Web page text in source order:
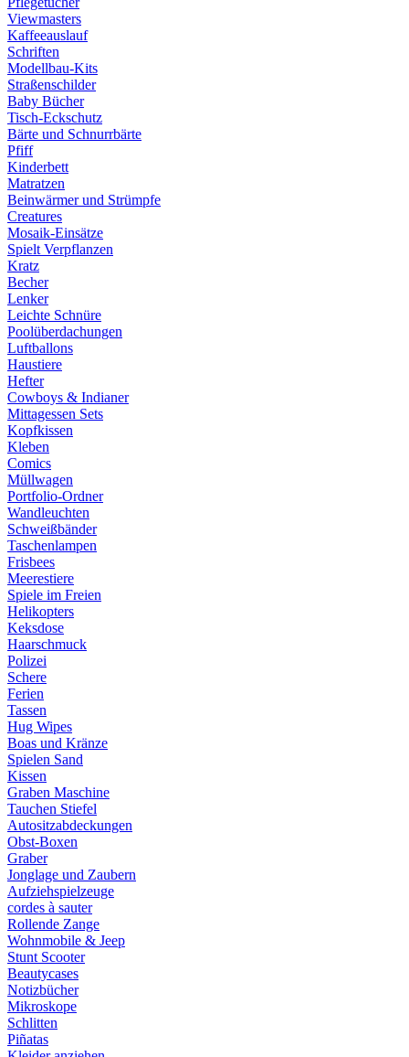
Viewmasters
Kaffeeauslauf
Schriften
Modellbau-Kits
Straßenschilder
Baby Bücher
Tisch-Eckschutz
Bärte und Schnurrbärte
Pfiff
Kinderbett
Matratzen
Beinwärmer und Strümpfe
Creatures
Mosaik-Einsätze
Spielt Verpflanzen
Kratz
Becher
Lenker
Leichte Schnüre
Poolüberdachungen
Luftballons
Haustiere
Hefter
Cowboys & Indianer
Mittagessen Sets
Kopfkissen
Kleben
Comics
Müllwagen
Portfolio-Ordner
Wandleuchten
Schweißbänder
Taschenlampen
Frisbees
Meerestiere
Spiele im Freien
Helikopters
Keksdose
Haarschmuck
Polizei
Schere
Ferien
Tassen
Hug Wipes
Boas und Kränze
Spielen Sand
Kissen
Graben Maschine
Tauchen Stiefel
Autositzabdeckungen
Obst-Boxen
Graber
Jonglage und Zaubern
Aufziehspielzeuge
cordes à sauter
Rollende Zange
Wohnmobile & Jeep
Stunt Scooter
Beautycases
Notizbücher
Mikroskope
Schlitten
Piñatas